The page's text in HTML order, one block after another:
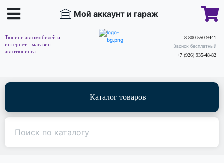
Мой аккаунт и гараж
Тюнинг автомобилей и
интернет - магазин
автотюнинга
8 800 550-9441
Звонок бесплатный
+7 (926) 935-48-82
Каталог товаров